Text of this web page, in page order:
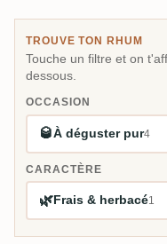
TROUVE TON RHUM
Touche un filtre et on
dessous.
OCCASION
🥃À déguster pur4
CARACTÈRE
🌿 Frais & herbacé1